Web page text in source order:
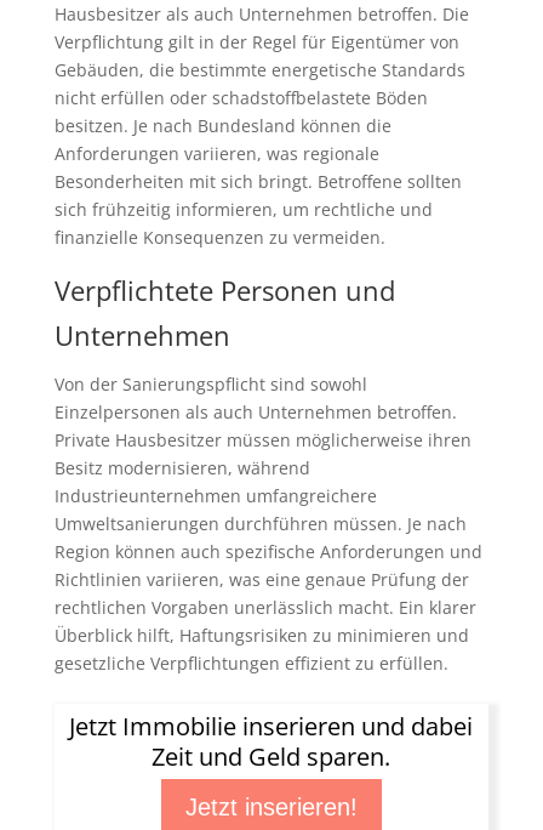
Hausbesitzer als auch Unternehmen betroffen. Die
Verpflichtung gilt in der Regel für Eigentümer von
Gebäuden, die bestimmte energetische Standards
nicht erfüllen oder schadstoffbelastete Böden
besitzen. Je nach Bundesland können die
Anforderungen variieren, was regionale
Besonderheiten mit sich bringt. Betroffene sollten
sich frühzeitig informieren, um rechtliche und
finanzielle Konsequenzen zu vermeiden.
Verpflichtete Personen und
Unternehmen
Von der Sanierungspflicht sind sowohl
Einzelpersonen als auch Unternehmen betroffen.
Private Hausbesitzer müssen möglicherweise ihren
Besitz modernisieren, während
Industrieunternehmen umfangreichere
Umweltsanierungen durchführen müssen. Je nach
Region können auch spezifische Anforderungen und
Richtlinien variieren, was eine genaue Prüfung der
rechtlichen Vorgaben unerlässlich macht. Ein klarer
Überblick hilft, Haftungsrisiken zu minimieren und
gesetzliche Verpflichtungen effizient zu erfüllen.
Jetzt Immobilie inserieren und dabei
Zeit und Geld sparen.
Jetzt inserieren!